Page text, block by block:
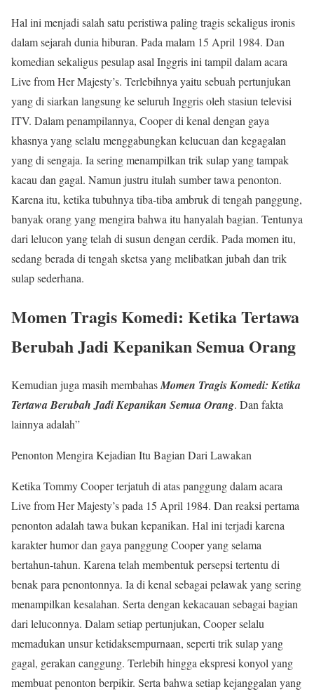
Hal ini menjadi salah satu peristiwa paling tragis sekaligus ironis
dalam sejarah dunia hiburan. Pada malam 15 April 1984. Dan
komedian sekaligus pesulap asal Inggris ini tampil dalam acara
Live from Her Majesty’s. Terlebihnya yaitu sebuah pertunjukan
yang di siarkan langsung ke seluruh Inggris oleh stasiun televisi
ITV. Dalam penampilannya, Cooper di kenal dengan gaya
khasnya yang selalu menggabungkan kelucuan dan kegagalan
yang di sengaja. Ia sering menampilkan trik sulap yang tampak
kacau dan gagal. Namun justru itulah sumber tawa penonton.
Karena itu, ketika tubuhnya tiba-tiba ambruk di tengah panggung,
banyak orang yang mengira bahwa itu hanyalah bagian. Tentunya
dari lelucon yang telah di susun dengan cerdik. Pada momen itu,
sedang berada di tengah sketsa yang melibatkan jubah dan trik
sulap sederhana.
Momen Tragis Komedi: Ketika Tertawa
Berubah Jadi Kepanikan Semua Orang
Kemudian juga masih membahasMomen Tragis Komedi: Ketika
Tertawa Berubah Jadi Kepanikan Semua Orang. Dan fakta
lainnya adalah”
Penonton Mengira Kejadian Itu Bagian Dari Lawakan
Ketika Tommy Cooper terjatuh di atas panggung dalam acara
Live from Her Majesty’s pada 15 April 1984. Dan reaksi pertama
penonton adalah tawa bukan kepanikan. Hal ini terjadi karena
karakter humor dan gaya panggung Cooper yang selama
bertahun-tahun. Karena telah membentuk persepsi tertentu di
benak para penontonnya. Ia di kenal sebagai pelawak yang sering
menampilkan kesalahan. Serta dengan kekacauan sebagai bagian
dari leluconnya. Dalam setiap pertunjukan, Cooper selalu
memadukan unsur ketidaksempurnaan, seperti trik sulap yang
gagal, gerakan canggung. Terlebih hingga ekspresi konyol yang
membuat penonton berpikir. Serta bahwa setiap kejanggalan yang